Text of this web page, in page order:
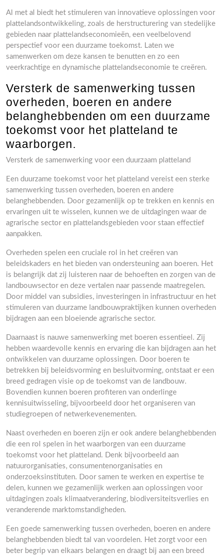
Al met al biedt het stimuleren van innovatieve oplossingen voor
plattelandsontwikkeling, zoals de herstructurering van stedelijke
gebieden naar plattelandseconomieën, een veelbelovend
perspectief voor een duurzame toekomst. Laten we
samenwerken om deze kansen te benutten en zo een
veerkrachtige en dynamische plattelandseconomie te creëren.
Versterk de samenwerking tussen
overheden, boeren en andere
belanghebbenden om een duurzame
toekomst voor het platteland te
waarborgen.
Versterk de samenwerking voor een duurzaam platteland
Een duurzame toekomst voor het platteland vereist een sterke
samenwerking tussen overheden, boeren en andere
belanghebbenden. Door gezamenlijk op te trekken en kennis en
ervaringen uit te wisselen, kunnen we de uitdagingen waar de
agrarische sector en plattelandsgebieden voor staan effectief
aanpakken.
Overheden spelen een cruciale rol in het creëren van
beleidskaders en het bieden van ondersteuning aan boeren. Het
is belangrijk dat zij luisteren naar de behoeften en zorgen van de
landbouwsector en deze vertalen naar passende maatregelen.
Door middel van subsidies, investeringen in infrastructuur en het
stimuleren van duurzame landbouwpraktijken kunnen overheden
bijdragen aan een bloeiende agrarische sector.
Daarnaast is nauwe samenwerking met boeren essentieel. Zij
hebben waardevolle kennis en ervaring die kan bijdragen aan het
ontwikkelen van duurzame oplossingen. Door boeren te
betrekken bij beleidsvorming en besluitvorming, ontstaat er een
breed gedragen visie op de toekomst van de landbouw.
Bovendien kunnen boeren profiteren van onderlinge
kennisuitwisseling, bijvoorbeeld door het organiseren van
studiegroepen of netwerkevenementen.
Naast overheden en boeren zijn er ook andere belanghebbenden
die een rol spelen in het waarborgen van een duurzame
toekomst voor het platteland. Denk bijvoorbeeld aan
natuurorganisaties, consumentenorganisaties en
onderzoeksinstituten. Door samen te werken en expertise te
delen, kunnen we gezamenlijk werken aan oplossingen voor
uitdagingen zoals klimaatverandering, biodiversiteitsverlies en
veranderende marktomstandigheden.
Een goede samenwerking tussen overheden, boeren en andere
belanghebbenden biedt tal van voordelen. Het zorgt voor een
beter begrip van elkaars belangen en draagt bij aan een breed